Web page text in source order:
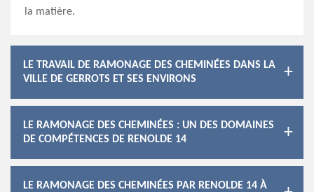
la matière.
LE TRAVAIL DE RAMONAGE DES CHEMINÉES DANS LA
VILLE DE GERROTS ET SES ENVIRONS
LE RAMONAGE DES CHEMINÉES : UN DES DOMAINES
DE COMPÉTENCES DE RENOLDE 14
LE RAMONAGE DES CHEMINÉES PAR RENOLDE 14 À